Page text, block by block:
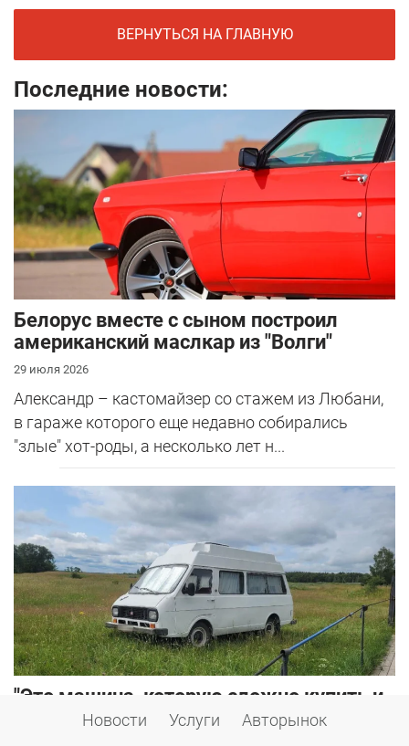
ВЕРНУТЬСЯ НА ГЛАВНУЮ
Последние новости:
Белорус вместе с сыном построил
американский маслкар из "Волги"
29 июля 2026
Александр – кастомайзер со стажем из Любани,
в гараже которого еще недавно собирались
"злые" хот-роды, а несколько лет н...
"Это машина, которую сложно купить и
еще сложнее продать!" Белорус сделал
Новости Услуги Авторынок